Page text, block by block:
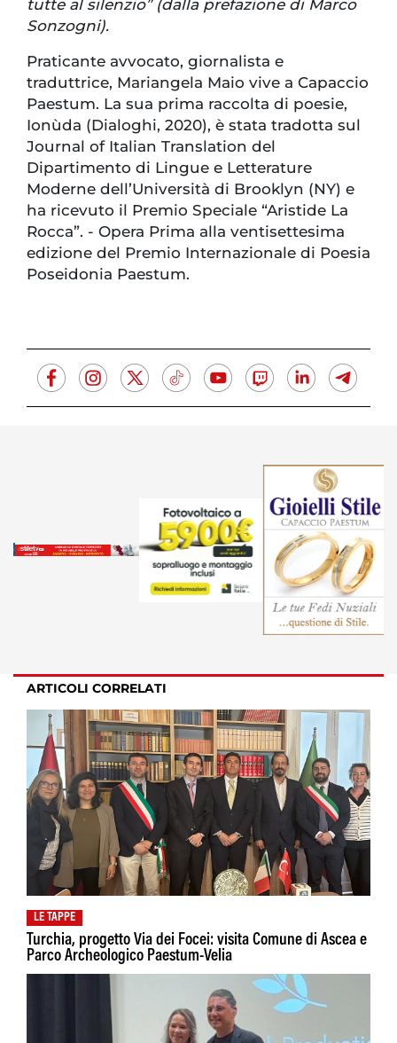
tutte al silenzio” (dalla prefazione di Marco
Sonzogni).
Praticante avvocato, giornalista e
traduttrice, Mariangela Maio vive a Capaccio
Paestum. La sua prima raccolta di poesie,
Ionùda (Dialoghi, 2020), è stata tradotta sul
Journal of Italian Translation del
Dipartimento di Lingue e Letterature
Moderne dell’Università di Brooklyn (NY) e
ha ricevuto il Premio Speciale “Aristide La
Rocca”. - Opera Prima alla ventisettesima
edizione del Premio Internazionale di Poesia
Poseidonia Paestum.
ARTICOLI CORRELATI
LE TAPPE
Turchia, progetto Via dei Focei: visita Comune di Ascea e
Parco Archeologico Paestum-Velia